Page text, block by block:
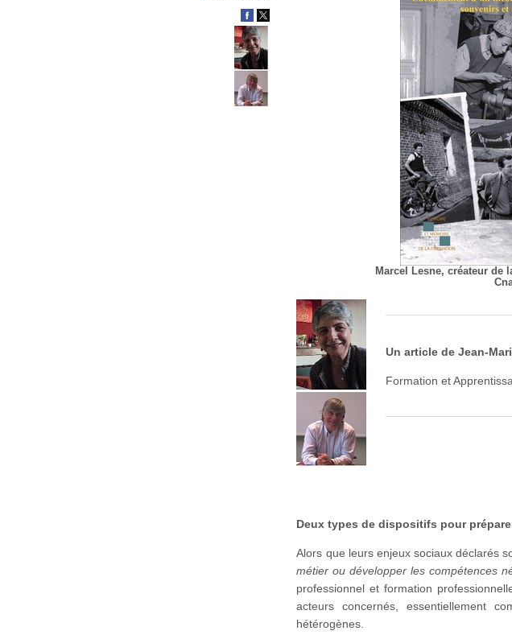
Marcel Lesne, créateur de
Un article de Jean-
Formation et
Deux types de dispositifs pour
Alors que leurs enjeux sociaux déclarés
métier ou développer les compétences
professionnel et formation
acteurs concernés, essentiellement
hétérogènes.